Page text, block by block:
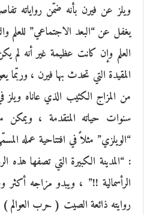
ويلز عن فيرن بأنه ضمّن رواياته
يغفل عن “البعد الاجتماعي” للعلم
العلم وإن كانت عظيمة غير أنه لم
المقيدة التي تحدث بها فيرن ،
من المزاج الكئيب الذي عاناه ويلز
سنوات حياته المتقدمة ، ويمكن
“الويلزي” مثلاً في افتتاحية عمله
: “المدينة الكبيرة التي تصفها
الرأسمالية !!” ، ويبدو مزاجه
روايته ذائعة الصيت ( حرب